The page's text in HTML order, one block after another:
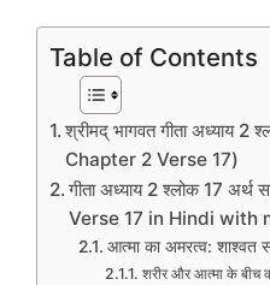
Table of Contents
श्रीमद् भागवत गीता अध्याय
Chapter 2 Verse 17)
गीता अध्याय 2 श्लोक 17
Verse 17 in Hindi with
आत्मा का अमरत्व: शाश्वत
शरीर और आत्मा के बीच